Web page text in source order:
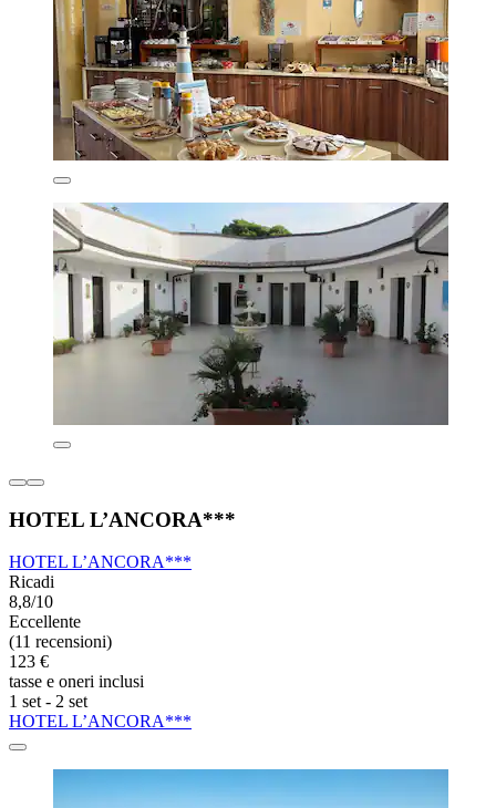
HOTEL L’ANCORA***
HOTEL L’ANCORA***
Ricadi
8,8/10
Eccellente
(11 recensioni)
123 €
tasse e oneri inclusi
1 set - 2 set
HOTEL L’ANCORA***